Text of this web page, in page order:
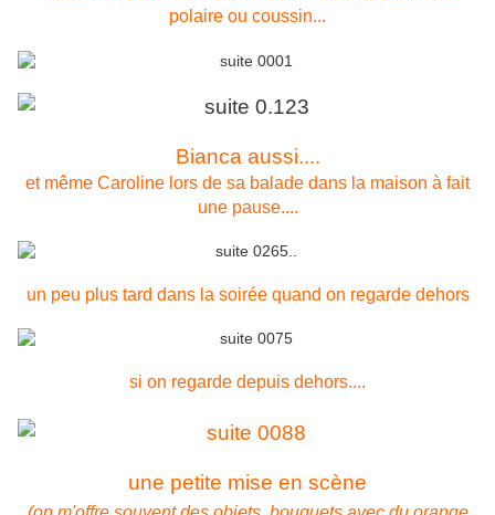
polaire ou coussin...
Bianca aussi....
et même Caroline lors de sa balade dans la maison à fait
une pause....
un peu plus tard dans la soirée quand on regarde dehors
si on regarde depuis dehors....
une petite mise en scène